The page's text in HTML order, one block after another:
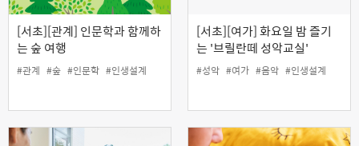
[서초][관계] 인문학과 함께하
는 숲 여행
#관계 #숲 #인문학 #인생설계
[서초][여가] 화요일 밤 즐기
는 '브릴란떼 성악교실'
#성악 #여가 #음악 #인생설계